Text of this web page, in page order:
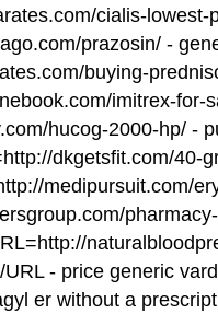
cialis-lowest-
prazosin/ -
buying-
imitrex-for-
hucog-2000-hp/ -
dkgetsfit.com/40-
medipursuit.com/
- price generic
er without a